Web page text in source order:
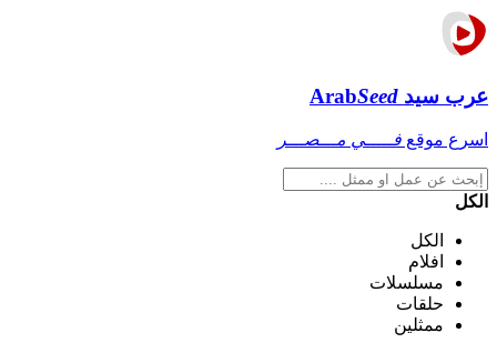
عرب سيد ArabSeed
اسرع موقع فـــــي مـــصـــر
الكل
الكل
افلام
مسلسلات
حلقات
ممثلين